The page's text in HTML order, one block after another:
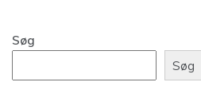
Søg
Søg